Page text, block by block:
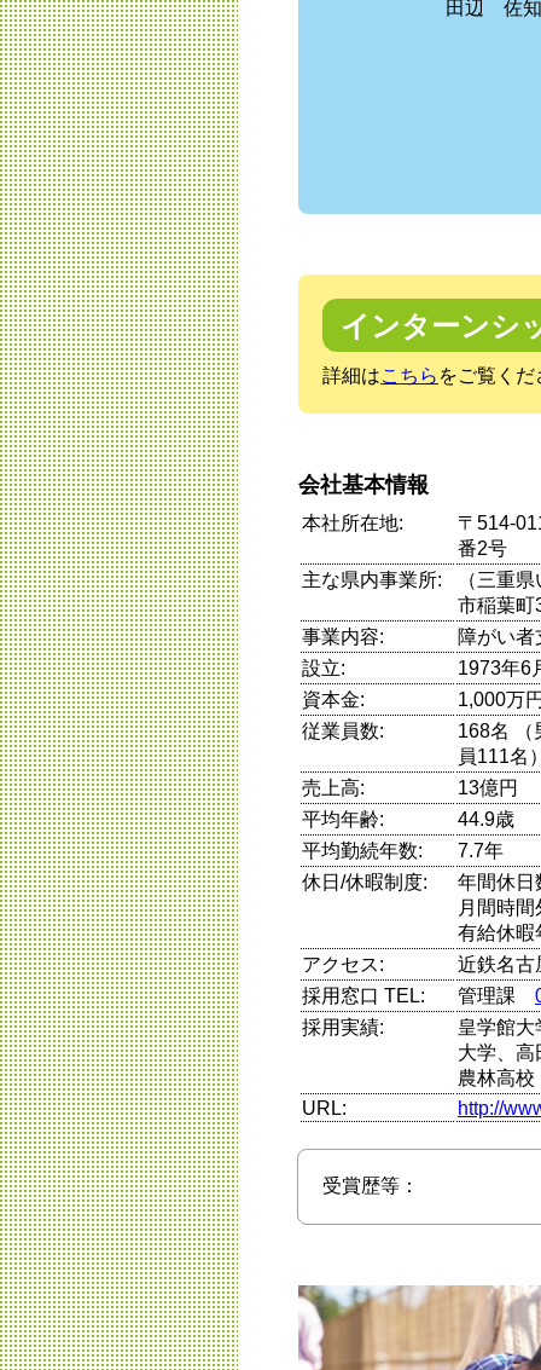
田辺 佐
インターンシ
詳細はこちら をご覧くだ
会社基本情報
本社所在地:
〒514-
番2号
主な県内事業所:
（三重
市稲葉町
事業内容:
障がい者
設立:
1973年6
資本金:
1,000万
従業員数:
168名 （
員111名
売上高:
13億円
平均年齢:
44.9歳
平均勤続年数:
7.7年
休日/休暇制度:
年間休日
月間時
有給休暇
アクセス:
近鉄名古
採用窓口 TEL:
管理課
採用実績:
皇学館大
大学、高
農林高
URL:
http://
受賞歴等：